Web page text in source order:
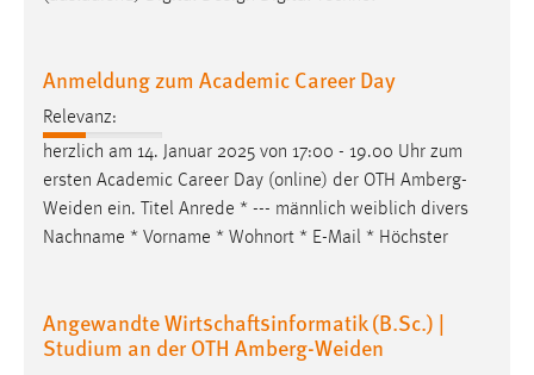
Anmeldung zum Academic Career Day
Relevanz:
herzlich am 14. Januar 2025 von 17:00 - 19.00 Uhr zum
ersten Academic Career Day (online) der OTH Amberg-
Weiden ein. Titel Anrede * --- männlich weiblich divers
Nachname * Vorname * Wohnort * E-Mail * Höchster
Angewandte Wirtschaftsinformatik (B.Sc.) |
Studium an der OTH Amberg-Weiden